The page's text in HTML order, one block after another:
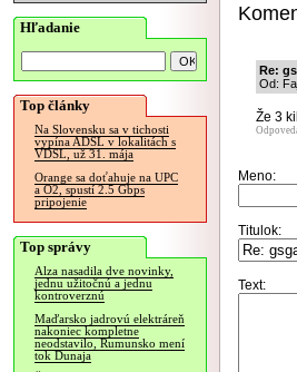
Hľadanie
Top články
Na Slovensku sa v tichosti
vypína ADSL v lokalitách s
VDSL, už 31. mája
Orange sa doťahuje na UPC
a O2, spustí 2.5 Gbps
pripojenie
Top správy
Alza nasadila dve novinky,
jednu užitočnú a jednu
kontroverznú
Maďarsko jadrovú elektráreň
nakoniec kompletne
neodstavilo, Rumunsko mení
tok Dunaja
Re:
Od:
Že 3
Meno:
Titulok:
Text: